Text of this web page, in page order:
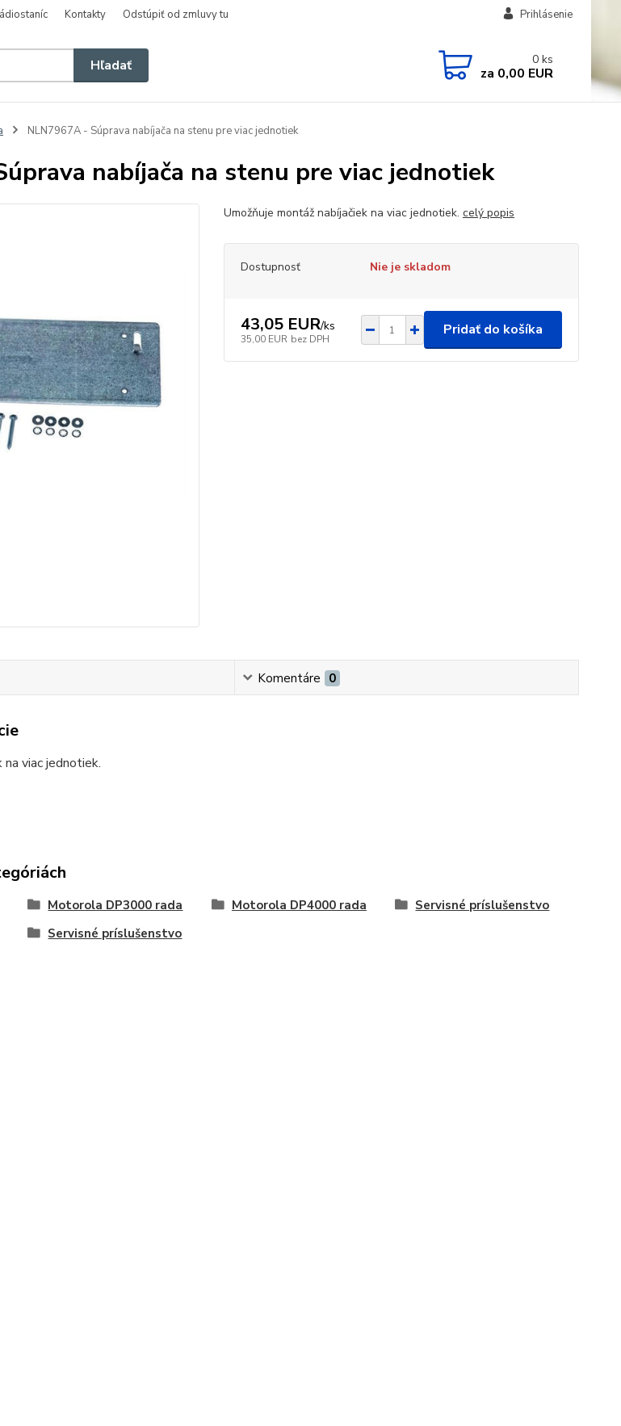
Kontakty Odstúpiť od zmluvy tu Prihlásenie
Hľadať 0 ks
za 0,00 EUR
NLN7967A - Súprava nabíjača na stenu pre viac jednotiek
nabíjača na stenu pre viac jednotiek
Umožňuje montáž nabíjačiek na viac jednotiek. celý popis
Dostupnosť Nie je skladom
43,05 EUR/ks
35,00 EUR bez DPH
Pridať do košíka
Komentáre 0
na viac jednotiek.
Motorola DP3000 rada Motorola DP4000 rada
Servisné príslušenstvo
Servisné príslušenstvo